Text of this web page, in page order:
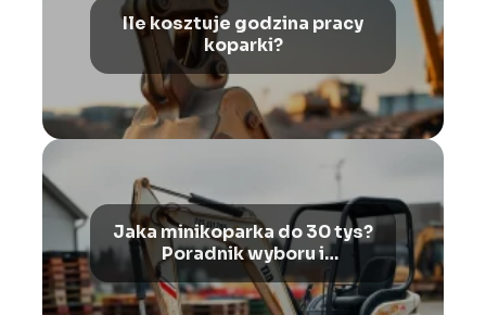
Ile kosztuje godzina pracy
koparki?
Jaka minikoparka do 30 tys?
Poradnik wyboru i
porównanie